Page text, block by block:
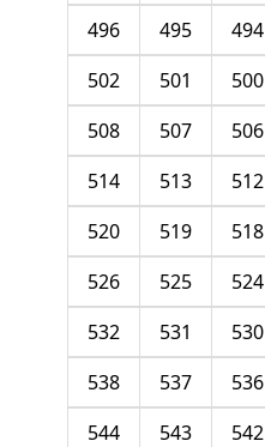
494
495
496
500
501
502
506
507
508
512
513
514
518
519
520
524
525
526
530
531
532
536
537
538
542
543
544